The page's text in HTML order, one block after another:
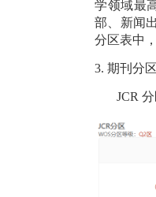
学领域最
部、新闻
分区表中
3. 期刊分区
JCR